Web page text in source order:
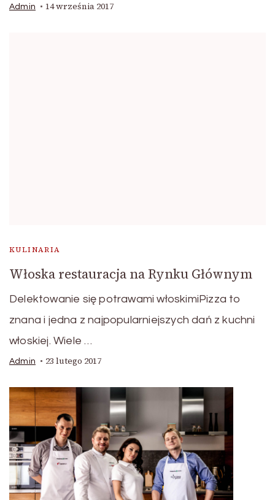
Admin 14 września 2017
KULINARIA
Włoska restauracja na Rynku Głównym
Delektowanie się potrawami włoskimiPizza to
znana i jedna z najpopularniejszych dań z kuchni
włoskiej. Wiele …
Admin 23 lutego 2017